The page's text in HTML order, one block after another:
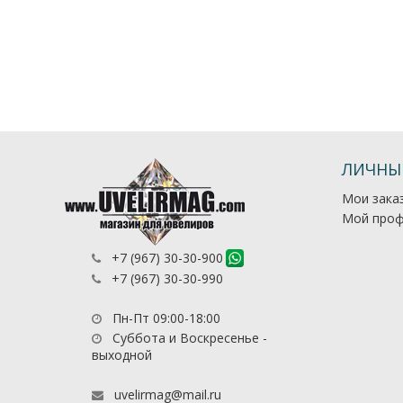
+7 (967) 30-30-900
+7 (967) 30-30-990
Пн-Пт 09:00-18:00
Суббота и Воскресенье -
выходной
uvelirmag@mail.ru
Мои
Мой